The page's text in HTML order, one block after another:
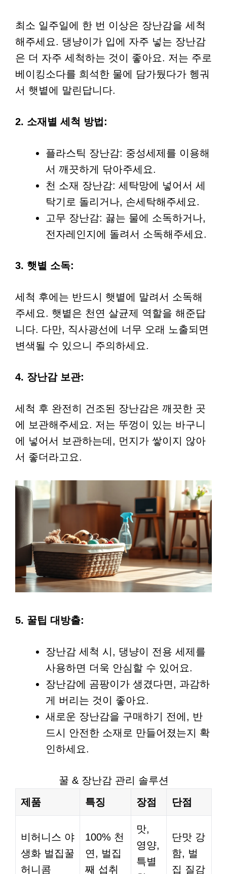
최소 일주일에 한 번 이상은 장난감을 세척
해주세요. 댕냥이가 입에 자주 넣는 장난감
은 더 자주 세척하는 것이 좋아요. 저는 주로
베이킹소다를 희석한 물에 담가뒀다가 헹궈
서 햇볕에 말린답니다.
2. 소재별 세척 방법:
플라스틱 장난감: 중성세제를 이용해
서 깨끗하게 닦아주세요.
천 소재 장난감: 세탁망에 넣어서 세
탁기로 돌리거나, 손세탁해주세요.
고무 장난감: 끓는 물에 소독하거나,
전자레인지에 돌려서 소독해주세요.
3. 햇볕 소독:
세척 후에는 반드시 햇볕에 말려서 소독해
주세요. 햇볕은 천연 살균제 역할을 해준답
니다. 다만, 직사광선에 너무 오래 노출되면
변색될 수 있으니 주의하세요.
4. 장난감 보관:
세척 후 완전히 건조된 장난감은 깨끗한 곳
에 보관해주세요. 저는 뚜껑이 있는 바구니
에 넣어서 보관하는데, 먼지가 쌓이지 않아
서 좋더라고요.
5. 꿀팁 대방출:
장난감 세척 시, 댕냥이 전용 세제를
사용하면 더욱 안심할 수 있어요.
장난감에 곰팡이가 생겼다면, 과감하
게 버리는 것이 좋아요.
새로운 장난감을 구매하기 전에, 반
드시 안전한 소재로 만들어졌는지 확
인하세요.
꿀 & 장난감 관리 솔루션
제품
특징 장점 단점
비허니스 야
생화 벌집꿀
허니콤
100% 천
연, 벌집
째 섭취
맛,
영양,
특별
단맛 강
함, 벌
집 질감